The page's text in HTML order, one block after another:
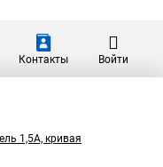
Контакты Войти
1,5А, кривая